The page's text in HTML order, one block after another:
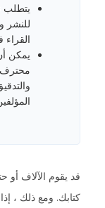
يتطلب
للنشر
يمكن
محترف
قد يقوم الآلاف
كتابك. ومع ذلك ،